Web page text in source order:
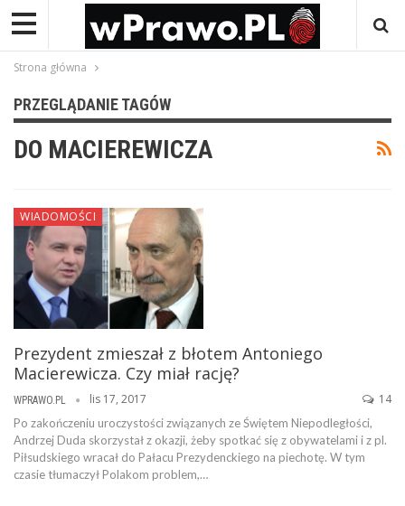
Strona główna
PRZEGLĄDANIE TAGÓW
DO MACIEREWICZA
WIADOMOŚCI
Prezydent zmieszał z błotem Antoniego
Macierewicza. Czy miał rację?
WPRAWO.PL lis 17, 2017 14
Po zakończeniu uroczystości związanych ze Świętem Niepodległości,
Andrzej Duda skorzystał z okazji, żeby spotkać się z obywatelami i z pl.
Piłsudskiego wracał do Pałacu Prezydenckiego na piechotę. W tym
czasie tłumaczył Polakom problem,…